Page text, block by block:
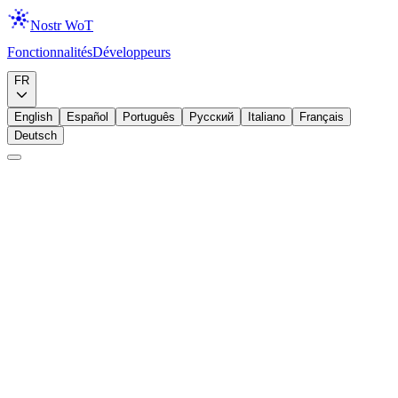
Nostr WoT
FonctionnalitésDéveloppeurs
FR
English Español Português Русский Italiano
Français
Deutsch